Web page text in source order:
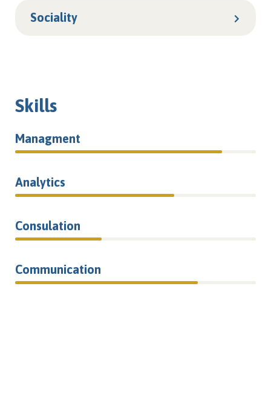
Sociality
Skills
Managment
Analytics
Consulation
Communication